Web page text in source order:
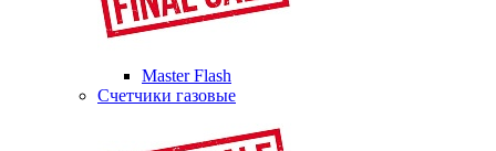
Master Flash
Счетчики газовые